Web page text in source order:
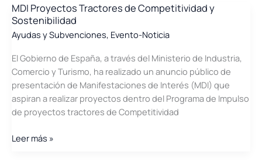
el
otorgamiento
del
económico
de
energías
renovables
el
de
MDI Proyectos Tractores de Competitividad y
Sostenibilidad
Ayudas y Subvenciones, Evento-Noticia
El Gobierno de España, a través del Ministerio de Industria,
Comercio y Turismo, ha realizado un anuncio público de
presentación de Manifestaciones de Interés (MDI) que
aspiran a realizar proyectos dentro del Programa de Impulso
de proyectos tractores de Competitividad
MDI
Leer más »